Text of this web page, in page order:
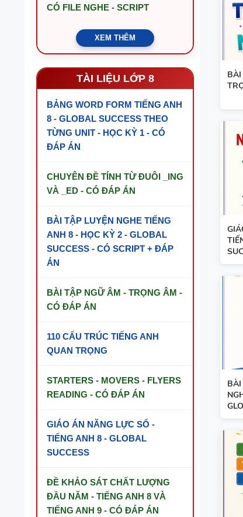
CÓ FILE NGHE - SCRIPT
XEM THÊM
TÀI LIỆU LỚP 8
BẢNG WORD FORM TIẾNG ANH
8 - GLOBAL SUCCESS THEO
TỪNG UNIT - HỌC KỲ 1 - CÓ
ĐÁP ÁN
CHUYÊN ĐỀ TÍNH TỪ ĐUÔI _ING
VÀ _ED - CÓ ĐÁP ÁN
BÀI TẬP LUYỆN NGHE TIẾNG
ANH 8 - HỌC KỲ 2 - GLOBAL
SUCCESS - CÓ SCRIPT + ĐÁP
ÁN
BÀI TẬP NGỮ ÂM - TRỌNG ÂM -
CÓ ĐÁP ÁN
110 CẤU TRÚC TIẾNG ANH
QUAN TRỌNG
STARTERS - MOVERS - FLYERS
READING - CÓ ĐÁP ÁN
GIÁO ÁN NĂNG LỰC SỐ -
TIẾNG ANH 8 - GLOBAL
SUCCESS
ĐỀ KHẢO SÁT CHẤT LƯỢNG
ĐẦU NĂM - TIẾNG ANH 8 VÀ
TIẾNG ANH 9 - CÓ ĐÁP ÁN
BÀI
BẢNG WORD FORM - TIẾNG ANH 11 -